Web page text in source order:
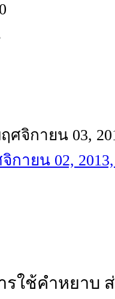
ศจิกายน 03,
กายน 02,
รใช้คำหยาบ